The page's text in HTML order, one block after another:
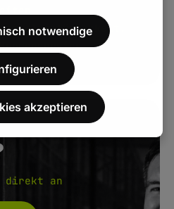
direkt an
notwendige
akzeptieren